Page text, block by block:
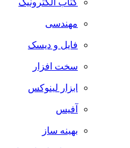
کتاب الکترونیک
مهندسی
فایل و دیسک
سخت افزار
ابزار لینوکس
آفیس
بهینه ساز